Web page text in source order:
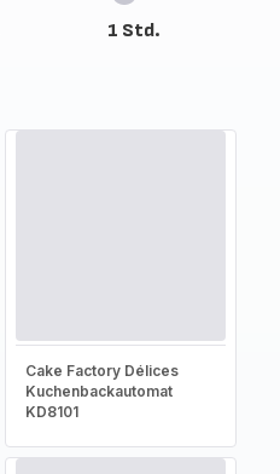
1 Std.
Cake Factory Délices
Kuchenbackautomat
KD8101